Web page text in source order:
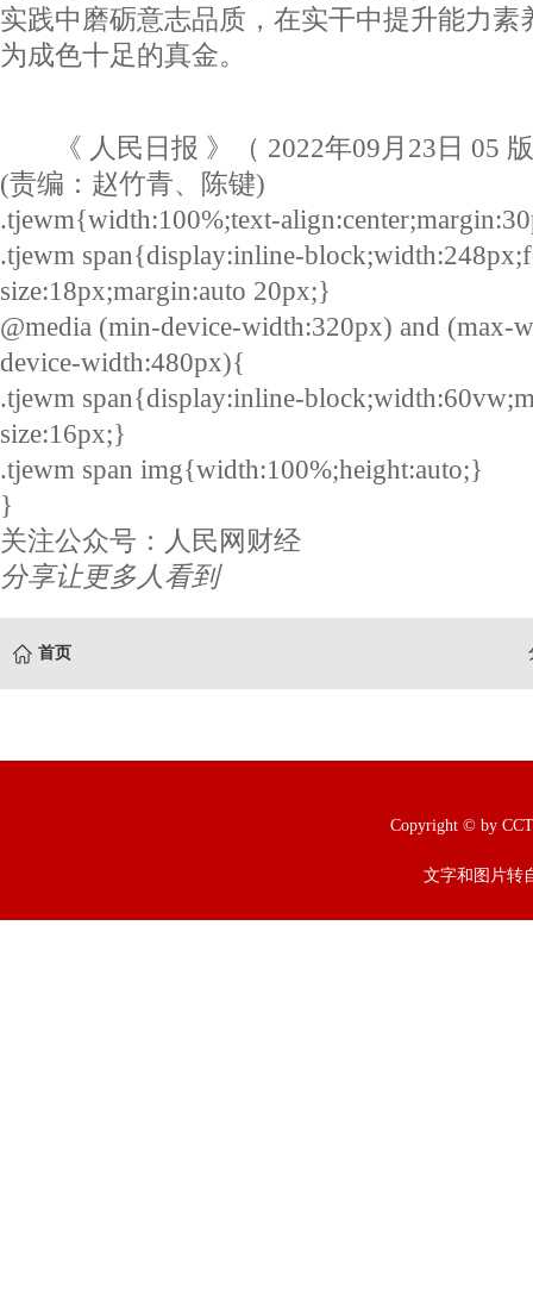
实践中磨砺意志品质，在实干中提升能力素
为成色十足的真金。
《 人民日报 》（ 2022年09月23日 05
(责编：赵竹青、陈键)
.tjewm{width:100%;text-
.tjewm span{display:inline-
size:18px;margin:auto 20px;}
@media (min-device-width:320px) and (max-
device-width:480px){
.tjewm span{display:inline-
size:16px;}
.tjewm span img{width:100%;height:auto;}
}
关注公众号：人民网财经
分享让更多人看到
首页
Copyright © by
文字和图片转